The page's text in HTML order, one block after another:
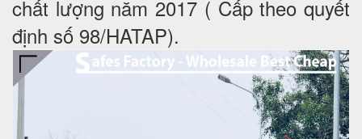
chất lượng năm 2017 ( Cấp theo quyết
định số 98/HATAP).